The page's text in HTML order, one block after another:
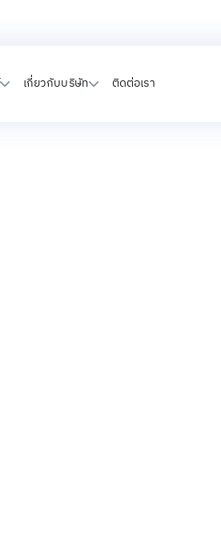
เกี่ยวกับบริษัท ติดต่อเรา